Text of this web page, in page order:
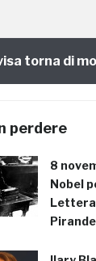
di moda
perdere
8
Nobel